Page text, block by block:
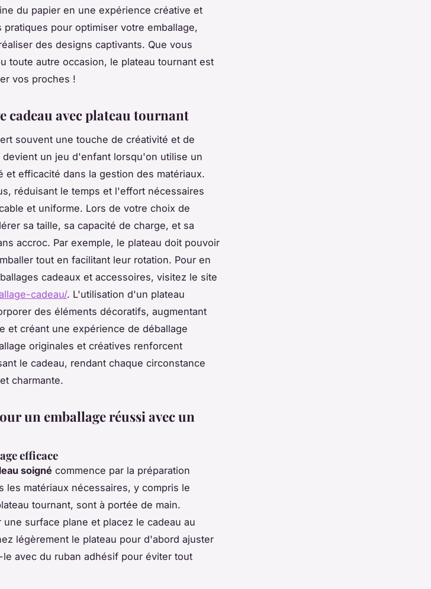
du papier en une expérience créative et
pour optimiser votre emballage,
des designs captivants. Que vous
toute autre occasion, le plateau tournant est
vos proches !
avec plateau tournant
souvent une touche de créativité et de
un jeu d'enfant lorsqu'on utilise un
et efficacité dans la gestion des matériaux.
réduisant le temps et l'effort nécessaires
et uniforme. Lors de votre choix de
sa taille, sa capacité de charge, et sa
accroc. Par exemple, le plateau doit pouvoir
tout en facilitant leur rotation. Pour en
cadeaux et accessoires, visitez le site
cadeau/. L'utilisation d'un plateau
des éléments décoratifs, augmentant
et créant une expérience de déballage
originales et créatives renforcent
le cadeau, rendant chaque circonstance
charmante.
un emballage réussi avec un
efficace
soigné commence par la préparation
les matériaux nécessaires, y compris le
tournant, sont à portée de main.
surface plane et placez le cadeau au
légèrement le plateau pour d'abord ajuster
avec du ruban adhésif pour éviter tout